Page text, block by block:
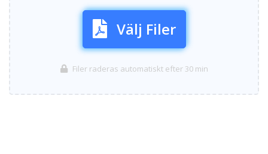
Välj Filer
Filer raderas automatiskt efter 30 min